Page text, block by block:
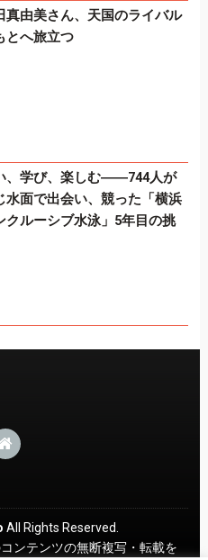
真由美さん、天国のライバル
とへ旅立つ
、学び、楽しむ――744人が
水面で出会い、競った「横浜
クルーシブ水泳」5年目の挑
All Rights Reserved.
ンテンツの無断複写・転載を